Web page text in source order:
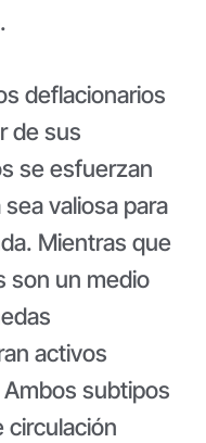
deflacionarios
de sus
se esfuerzan
valiosa para
Mientras que
son un medio
activos
subtipos
circulación